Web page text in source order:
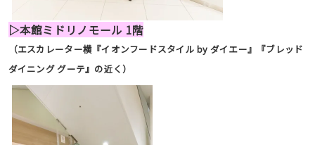
▷本館ミドリノモール 1階
（エスカレーター横『イオンフードスタイル by ダイエー』『ブレッド
ダイニング グーテ』の近く）